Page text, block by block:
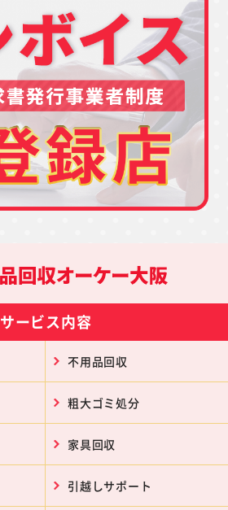
サービス内容
不用品回収
粗大ゴミ処分
家具回収
引越しサポート